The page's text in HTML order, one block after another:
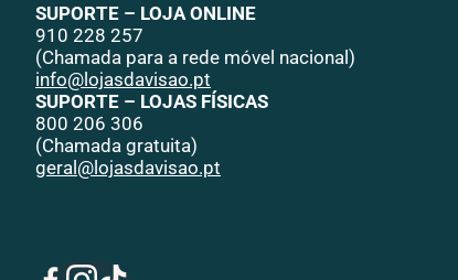
SUPORTE – LOJA ONLINE
910 228 257
(Chamada para a rede móvel nacional)
info@lojasdavisao.pt
SUPORTE – LOJAS FÍSICAS
800 206 306
(Chamada gratuita)
geral@lojasdavisao.pt